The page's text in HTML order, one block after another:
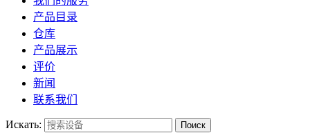
产品目录
仓库
产品展示
评价
新闻
联系我们
Искать: Поиск